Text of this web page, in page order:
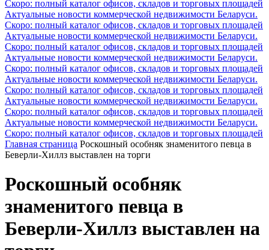
Скоро: полный каталог офисов, складов и торговых площадей
Актуальные новости коммерческой недвижимости Беларуси.
Скоро: полный каталог офисов, складов и торговых площадей
Актуальные новости коммерческой недвижимости Беларуси.
Скоро: полный каталог офисов, складов и торговых площадей
Актуальные новости коммерческой недвижимости Беларуси.
Скоро: полный каталог офисов, складов и торговых площадей
Актуальные новости коммерческой недвижимости Беларуси.
Скоро: полный каталог офисов, складов и торговых площадей
Актуальные новости коммерческой недвижимости Беларуси.
Скоро: полный каталог офисов, складов и торговых площадей
Актуальные новости коммерческой недвижимости Беларуси.
Скоро: полный каталог офисов, складов и торговых площадей
Главная страница Роскошный особняк знаменитого певца в
Беверли-Хиллз выставлен на торги
Роскошный особняк
знаменитого певца в
Беверли-Хиллз выставлен на